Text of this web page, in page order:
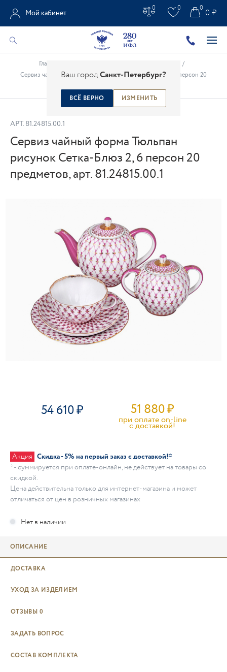
Ваш городСанкт-Петербург?
ВСЁ ВЕРНО ИЗМЕНИТЬ
Мой кабинет
0 0 0 ₽
0
Главная
/
Сервиз чайный форма Тюльпан рисунок Сетка-Блюз 2, 6 персон 20
АРТ. 81.24815.00.1
Сервиз чайный форма Тюльпан
рисунок Сетка-Блюз 2, 6 персон 20
предметов, арт. 81.24815.00.1
54 610 51 880₽
при оплате on-line
c доставкой!
Акция Скидка - 5% на первый заказ с доставкой!*
* - суммируется при оплате-онлайн, не действует на товары со
скидкой.
Цена действительна только для интернет-магазина и может
отличаться от цен в розничных магазинах
ОПИСАНИЕ
ДОСТАВКА
УХОД ЗА ИЗДЕЛИЕМ
ОТЗЫВЫ 0
ЗАДАТЬ ВОПРОС
СОСТАВ КОМПЛЕКТА